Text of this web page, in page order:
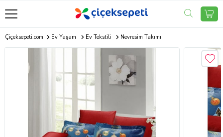
Çiçeksepeti.com Ev Yaşam Ev Tekstili Nevresim Takımı